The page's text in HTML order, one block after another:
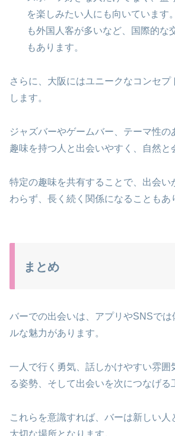
を楽しみたい人にも向いています
も外国人客が多いなど、国際的な
もあります。
さらに、大阪にはユニークなコンセプ
します。
ジャズバーやゲームバー、テーマ性の
趣味を持つ人と出会いやすく、自然と
特定の趣味を共有することで、出会い
わらず、長く続く関係になることもあ
まとめ
バーでの出会いは、アプリやSNSでは
ルな魅力があります。
一人で行く勇気、話しかけやすい雰囲
る姿勢、そして出会いを次につなげる
これらを意識すれば、バーは新しい人
大切な場所となります。